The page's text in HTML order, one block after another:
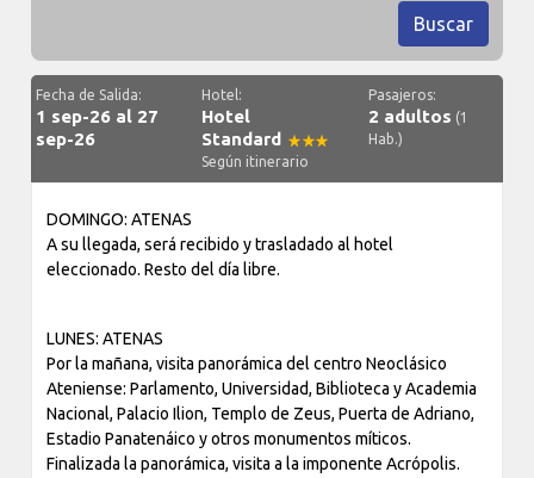
Buscar
Fecha de Salida:
1 sep-26 al 27
sep-26
Hotel:
Hotel
Standard
Según itinerario
Pasajeros:
2 adultos (1
Hab.)
DOMINGO: ATENAS
A su llegada, será recibido y trasladado al hotel
eleccionado. Resto del día libre.
LUNES: ATENAS
Por la mañana, visita panorámica del centro Neoclásico
Ateniense: Parlamento, Universidad, Biblioteca y Academia
Nacional, Palacio Ilion, Templo de Zeus, Puerta de Adriano,
Estadio Panatenáico y otros monumentos míticos.
Finalizada la panorámica, visita a la imponente Acrópolis.